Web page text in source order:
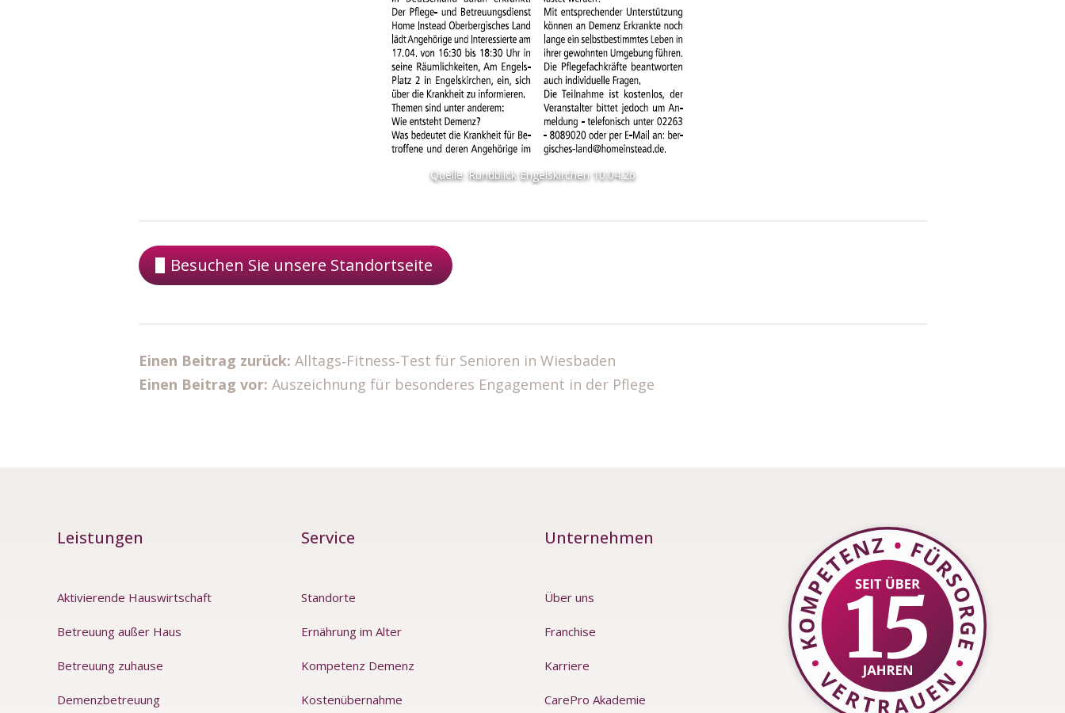
Quelle: Rundblick Engelskirchen 10.04.26
Besuchen Sie unsere Standortseite
Einen Beitrag zurück: Alltags‑Fitness‑Test für Senioren in Wiesbaden
Einen Beitrag vor: Auszeichnung für besonderes Engagement in der Pflege
Leistungen
Aktivierende Hauswirtschaft
Betreuung außer Haus
Betreuung zuhause
Demenzbetreuung
Service
Standorte
Ernährung im Alter
Kompetenz Demenz
Kostenübernahme
Unternehmen
Über uns
Franchise
Karriere
CarePro Akademie